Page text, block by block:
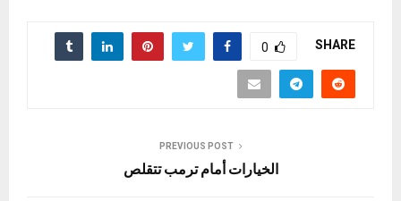
SHARE
0
PREVIOUS POST
الخيارات أمام ترمب تتقلص